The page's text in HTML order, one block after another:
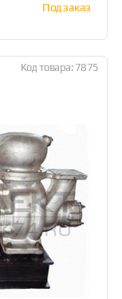
Под заказ
Код товара: 7875